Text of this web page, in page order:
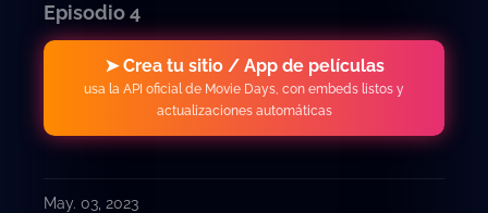
Episodio 4
➤ Crea tu sitio / App de películas
usa la API oficial de Movie Days, con embeds listos y
actualizaciones automáticas
May. 03, 2023